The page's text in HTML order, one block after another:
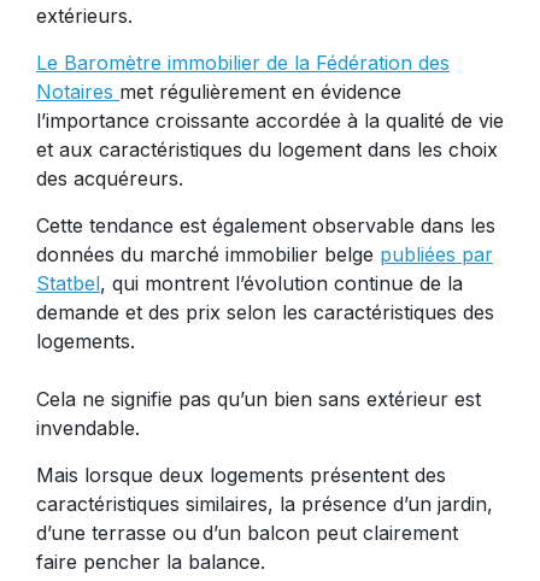
extérieurs.
Le Baromètre immobilier de la Fédération des
Notaires met régulièrement en évidence
l’importance croissante accordée à la qualité de vie
et aux caractéristiques du logement dans les choix
des acquéreurs.
Cette tendance est également observable dans les
données du marché immobilier belge publiées par
Statbel, qui montrent l’évolution continue de la
demande et des prix selon les caractéristiques des
logements.
Cela ne signifie pas qu’un bien sans extérieur est
invendable.
Mais lorsque deux logements présentent des
caractéristiques similaires, la présence d’un jardin,
d’une terrasse ou d’un balcon peut clairement
faire pencher la balance.